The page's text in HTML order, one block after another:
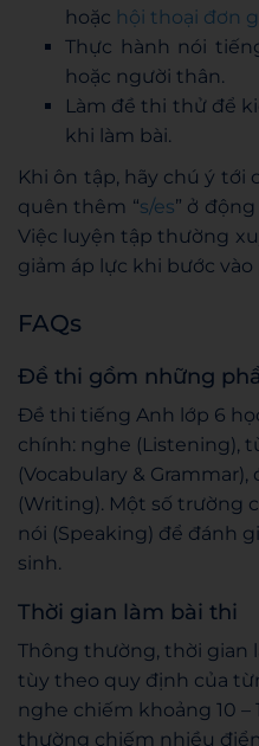
hoặc hội thoại đơn
Thực hành nói
hoặc người thân.
Làm đề thi thử để
khi làm bài.
Khi ôn tập, hãy chú ý tới
quên thêm “s/es” ở
Việc luyện tập thường
giảm áp lực khi bước
FAQs
Đề thi gồm những
Đề thi tiếng Anh lớp 6
chính: nghe (Listening),
(Vocabulary &
(Writing). Một số trường
nói (Speaking) để đánh
sinh.
Thời gian làm bài thi
Thông thường, thời gian
tùy theo quy định của
nghe chiếm khoảng 10
thường chiếm nhiều